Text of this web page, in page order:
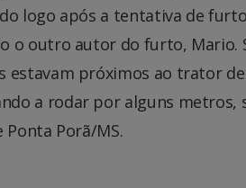
logo após a tentativa de
o outro autor do furto, Mario.
estavam próximos ao trator
a rodar por alguns metros,
Porã/MS.